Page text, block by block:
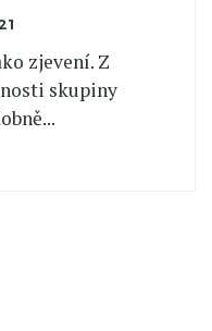
zjevení. Z
skupiny